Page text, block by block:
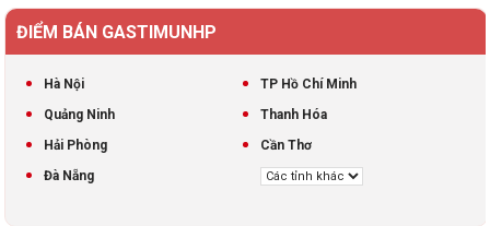
ĐIỂM BÁN GASTIMUNHP
Hà Nội
TP Hồ Chí Minh
Quảng Ninh
Thanh Hóa
Hải Phòng
Cần Thơ
Đà Nẵng